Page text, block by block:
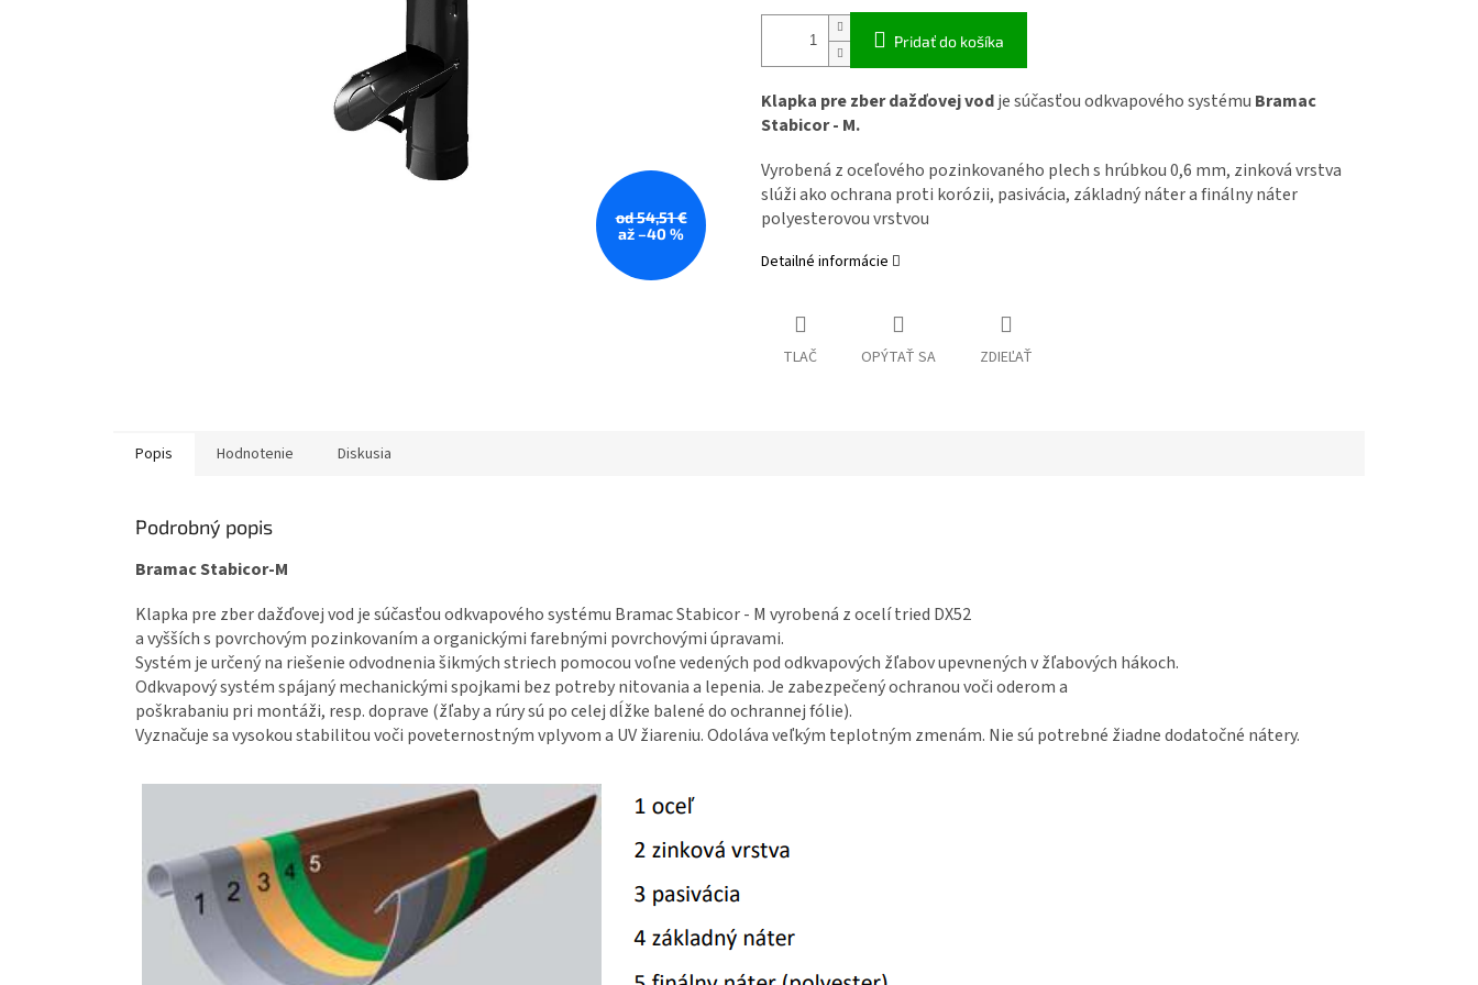
od 54,51 €
až –40 %
Pridať do košíka
Klapka pre zber dažďovej vodje súčasťou odkvapového systému Bramac
Stabicor - M.
Vyrobená z oceľového pozinkovaného plech s hrúbkou 0,6 mm, zinková vrstva
slúži ako ochrana proti korózii, pasivácia, základný náter a finálny náter
polyesterovou vrstvou
Detailné informácie
TLAČ OPÝTAŤ SA ZDIEĽAŤ
Popis Hodnotenie Diskusia
Podrobný popis
Bramac Stabicor-M
Klapka pre zber dažďovej vod je súčasťou odkvapového systému Bramac Stabicor - M vyrobená z ocelí tried DX52
a vyšších s povrchovým pozinkovaním a organickými farebnými povrchovými úpravami.
Systém je určený na riešenie odvodnenia šikmých striech pomocou voľne vedených pod odkvapových žľabov upevnených v žľabových hákoch.
Odkvapový systém spájaný mechanickými spojkami bez potreby nitovania a lepenia. Je zabezpečený ochranou voči oderom a
poškrabaniu pri montáži, resp. doprave (žľaby a rúry sú po celej dĺžke balené do ochrannej fólie).
Vyznačuje sa vysokou stabilitou voči poveternostným vplyvom a UV žiareniu. Odoláva veľkým teplotným zmenám. Nie sú potrebné žiadne dodatočné nátery.